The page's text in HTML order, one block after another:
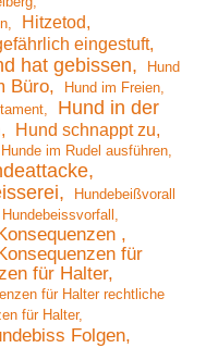
Hitzetod
eingestuft
hat gebissen
Hund
Büro
Hund im Freien
Hund in der
Hund schnappt zu
Hunde im Rudel ausführen
Hundebeißvorall
Hundebeissvorfall
für
für Halter
für Halter rechtliche
für Halter
Folgen